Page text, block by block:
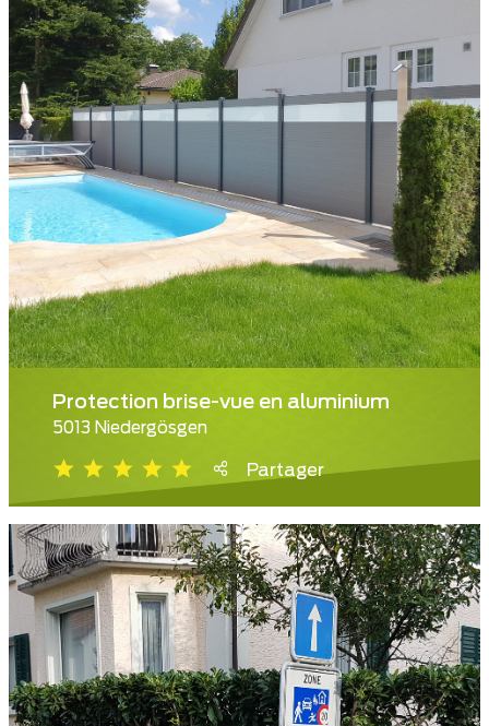
Protection brise-vue en aluminium
5013 Niedergösgen
Partager